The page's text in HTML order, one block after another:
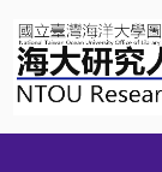
navigation